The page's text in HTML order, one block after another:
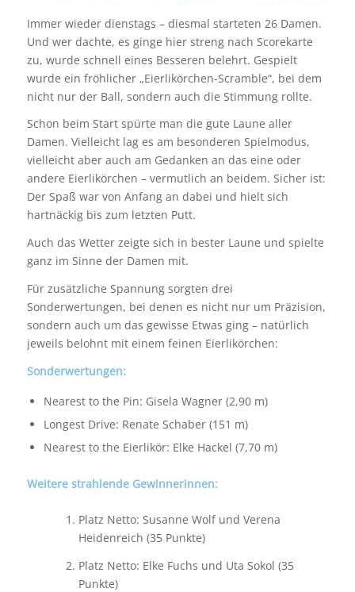
Immer wieder dienstags – diesmal starteten 26 Damen.
Und wer dachte, es ginge hier streng nach Scorekarte
zu, wurde schnell eines Besseren belehrt. Gespielt
wurde ein fröhlicher „Eierlikörchen-Scramble“, bei dem
nicht nur der Ball, sondern auch die Stimmung rollte.
Schon beim Start spürte man die gute Laune aller
Damen. Vielleicht lag es am besonderen Spielmodus,
vielleicht aber auch am Gedanken an das eine oder
andere Eierlikörchen – vermutlich an beidem. Sicher ist:
Der Spaß war von Anfang an dabei und hielt sich
hartnäckig bis zum letzten Putt.
Auch das Wetter zeigte sich in bester Laune und spielte
ganz im Sinne der Damen mit.
Für zusätzliche Spannung sorgten drei
Sonderwertungen, bei denen es nicht nur um Präzision,
sondern auch um das gewisse Etwas ging – natürlich
jeweils belohnt mit einem feinen Eierlikörchen:
Sonderwertungen:
Nearest to the Pin: Gisela Wagner (2,90 m)
Longest Drive: Renate Schaber (151 m)
Nearest to the Eierlikör: Elke Hackel (7,70 m)
Weitere strahlende Gewinnerinnen:
Platz Netto: Susanne Wolf und Verena
Heidenreich (35 Punkte)
Platz Netto: Elke Fuchs und Uta Sokol (35
Punkte)